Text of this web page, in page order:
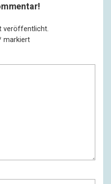
veröffentlicht.
markiert